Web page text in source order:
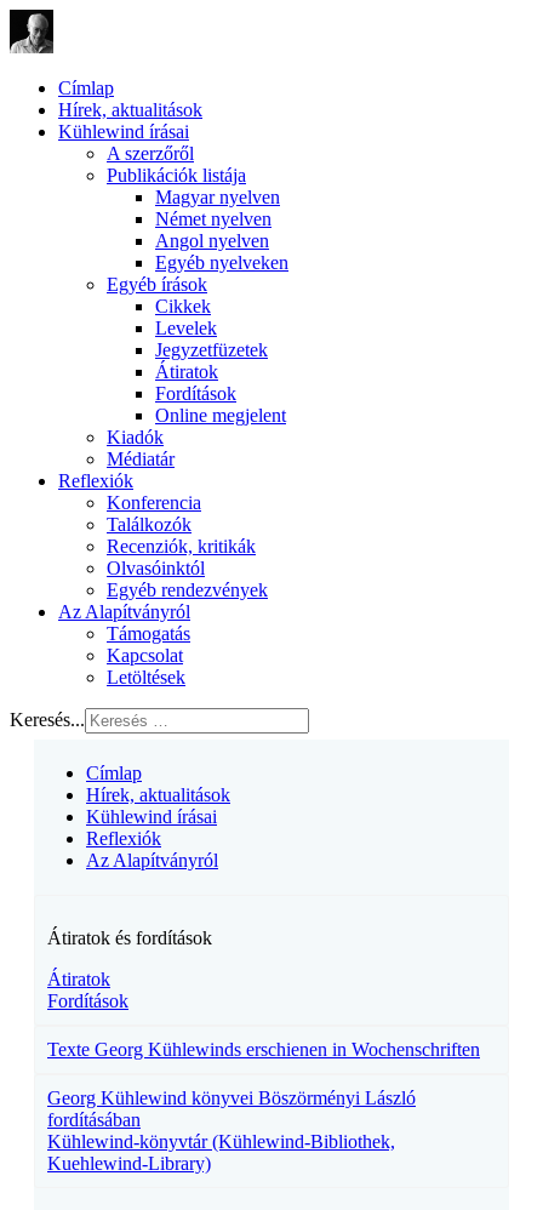
Címlap
Hírek, aktualitások
Kühlewind írásai
A szerzőről
Publikációk listája
Magyar nyelven
Német nyelven
Angol nyelven
Egyéb nyelveken
Egyéb írások
Cikkek
Levelek
Jegyzetfüzetek
Átiratok
Fordítások
Online megjelent
Kiadók
Médiatár
Reflexiók
Konferencia
Találkozók
Recenziók, kritikák
Olvasóinktól
Egyéb rendezvények
Az Alapítványról
Támogatás
Kapcsolat
Letöltések
Keresés...
Címlap
Hírek, aktualitások
Kühlewind írásai
Reflexiók
Az Alapítványról
Átiratok és fordítások
Átiratok
Fordítások
Texte Georg Kühlewinds erschienen in Wochenschriften
Georg Kühlewind könyvei Böszörményi László
fordításában
Kühlewind-könyvtár (Kühlewind-Bibliothek,
Kuehlewind-Library)